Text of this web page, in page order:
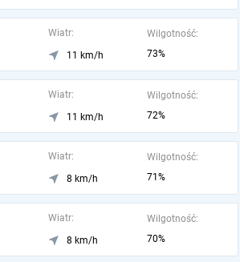
Wiatr:
11 km/h
Wilgotność:
73%
Wiatr:
11 km/h
Wilgotność:
72%
Wiatr:
8 km/h
Wilgotność:
71%
Wiatr:
8 km/h
Wilgotność:
70%